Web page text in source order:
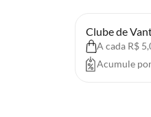
Clube de
A cada R$
Acumule